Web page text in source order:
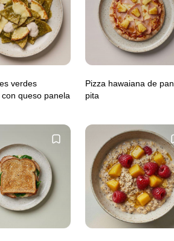
verdes
queso panela
Pizza hawaiana de pan
pita